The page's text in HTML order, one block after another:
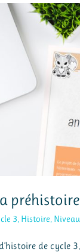
3, Histoire,
de cycle